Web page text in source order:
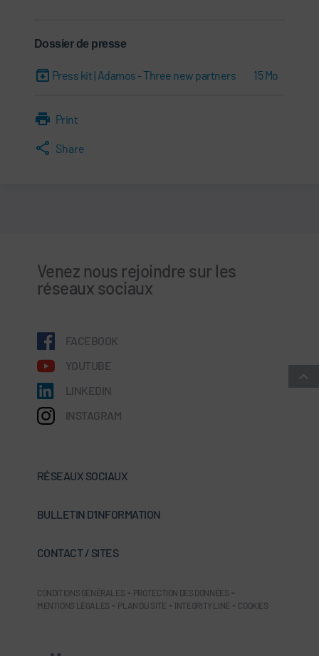
Dossier de presse
Press kit | Adamos - Three new partners 15 Mo
Print
Share
Venez nous rejoindre sur les
réseaux sociaux
FACEBOOK
YOUTUBE
LINKEDIN
INSTAGRAM
RÉSEAUX SOCIAUX
BULLETIN D'INFORMATION
CONTACT / SITES
CONDITIONS GÉNÉRALES - PROTECTION DES DONNÉES -
MENTIONS LÉGALES - PLAN DU SITE - INTEGRITY LINE - COOKIES